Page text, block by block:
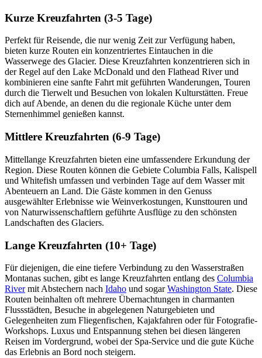
Kurze Kreuzfahrten (3-5 Tage)
Perfekt für Reisende, die nur wenig Zeit zur Verfügung haben,
bieten kurze Routen ein konzentriertes Eintauchen in die
Wasserwege des Glacier. Diese Kreuzfahrten konzentrieren sich in
der Regel auf den Lake McDonald und den Flathead River und
kombinieren eine sanfte Fahrt mit geführten Wanderungen, Touren
durch die Tierwelt und Besuchen von lokalen Kulturstätten. Freue
dich auf Abende, an denen du die regionale Küche unter dem
Sternenhimmel genießen kannst.
Mittlere Kreuzfahrten (6-9 Tage)
Mittellange Kreuzfahrten bieten eine umfassendere Erkundung der
Region. Diese Routen können die Gebiete Columbia Falls, Kalispell
und Whitefish umfassen und verbinden Tage auf dem Wasser mit
Abenteuern an Land. Die Gäste kommen in den Genuss
ausgewählter Erlebnisse wie Weinverkostungen, Kunsttouren und
von Naturwissenschaftlern geführte Ausflüge zu den schönsten
Landschaften des Glaciers.
Lange Kreuzfahrten (10+ Tage)
Für diejenigen, die eine tiefere Verbindung zu den Wasserstraßen
Montanas suchen, gibt es lange Kreuzfahrten entlang des Columbia
Rivermit Abstechern nach Idaho und sogarWashington State. Diese
Routen beinhalten oft mehrere Übernachtungen in charmanten
Flussstädten, Besuche in abgelegenen Naturgebieten und
Gelegenheiten zum Fliegenfischen, Kajakfahren oder für Fotografie-
Workshops. Luxus und Entspannung stehen bei diesen längeren
Reisen im Vordergrund, wobei der Spa-Service und die gute Küche
das Erlebnis an Bord noch steigern.